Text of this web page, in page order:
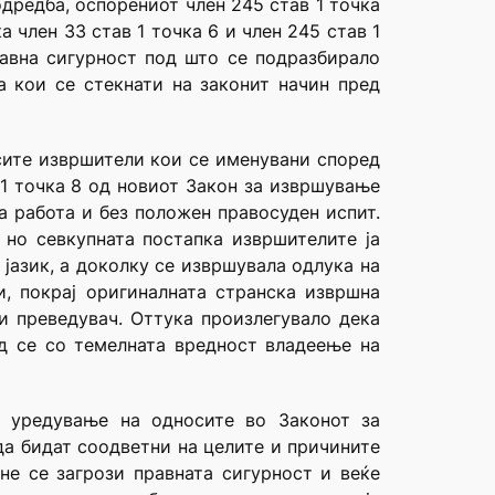
оспорениот член 245 став 1 точка
член 33 став 1 точка 6 и член 245 став 1
сигурност под што се подразбирало
се стекнати на законит начин пред
извршители кои се именувани според
точка 8 од новиот Закон за извршување
работа и без положен правосуден испит.
севкупната постапка извршителите ја
а доколку се извршувала одлука на
оригиналната странска извршна
Оттука произлегувало дека
се со темелната вредност владеење на
на односите во Законот за
бидат соодветни на целите и причините
загрози правната сигурност и веќе